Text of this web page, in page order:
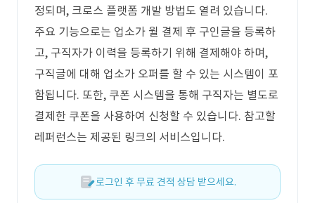
정되며, 크로스 플랫폼 개발 방법도 열려 있습니다.
주요 기능으로는 업소가 월 결제 후 구인글을 등록하
고, 구직자가 이력을 등록하기 위해 결제해야 하며,
구직글에 대해 업소가 오퍼를 할 수 있는 시스템이 포
함됩니다. 또한, 쿠폰 시스템을 통해 구직자는 별도로
결제한 쿠폰을 사용하여 신청할 수 있습니다. 참고할
레퍼런스는 제공된 링크의 서비스입니다.
로그인 후 무료 견적 상담 받으세요.